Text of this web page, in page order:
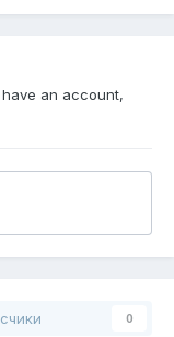
an account,
0